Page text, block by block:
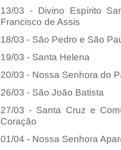
13/03 - Divino Espírito
Francisco de Assis
18/03 - São Pedro e São
19/03 - Santa Helena
20/03 - Nossa Senhora do
26/03 - São João Batista
27/03 - Santa Cruz e
Coração
01/04 - Nossa Senhora